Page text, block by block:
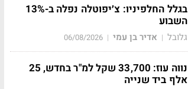
בגלל החלפיניו: צ׳יפוטלה נפלה ב-13%
השבוע
גלובל | אדיר בן עמי |
06/08/2026
נווה עוז: 33,700 שקל למ"ר בחדש, 25
אלף ביד שנייה